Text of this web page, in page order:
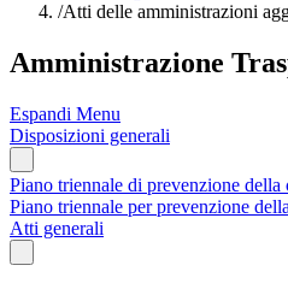
/Atti delle amministrazioni
Amministrazione
Espandi Menu
Disposizioni generali
Piano triennale di prevenzione della
Piano triennale per prevenzione
Atti generali